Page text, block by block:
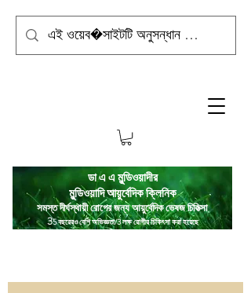
ডা এ এ মুন্ডিওয়াদীর
মুন্ডিওয়াদিআয়ুর্বেদিক ক্লিনিক
সমস্ত দীর্ঘস্থায়ী রোগের জন্য আয়ুর্বেদিক ভেষজ চিকিত্সা
35 বছরেরও বেশি অভিজ্ঞতা/3 লক্ষ রোগীর চিকিৎসা করা হয়েছে